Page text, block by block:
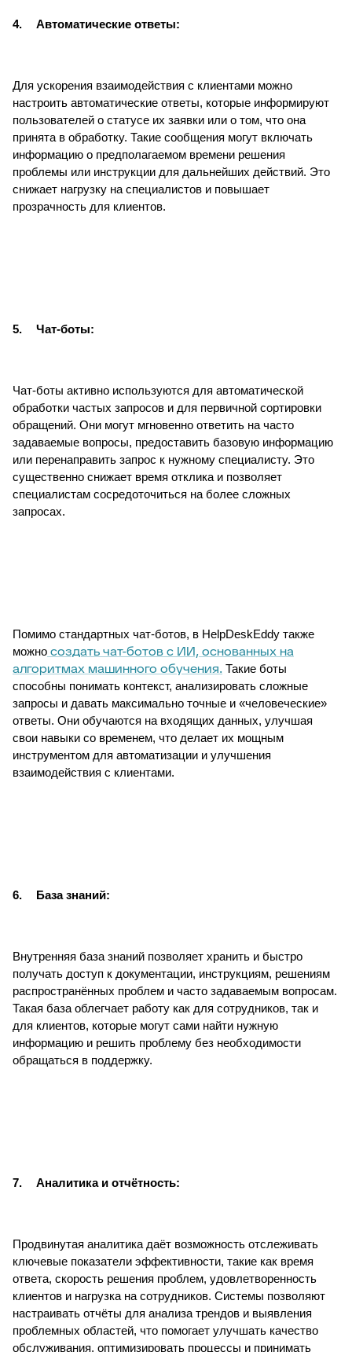
4. Автоматические ответы:
Для ускорения взаимодействия с клиентами можно
настроить автоматические ответы, которые информируют
пользователей о статусе их заявки или о том, что она
принята в обработку. Такие сообщения могут включать
информацию о предполагаемом времени решения
проблемы или инструкции для дальнейших действий. Это
снижает нагрузку на специалистов и повышает
прозрачность для клиентов.
5. Чат-боты:
Чат-боты активно используются для автоматической
обработки частых запросов и для первичной сортировки
обращений. Они могут мгновенно ответить на часто
задаваемые вопросы, предоставить базовую информацию
или перенаправить запрос к нужному специалисту. Это
существенно снижает время отклика и позволяет
специалистам сосредоточиться на более сложных
запросах.
Помимо стандартных чат-ботов, в HelpDeskEddy также
можно создать чат-ботов с ИИ, основанных на
алгоритмах машинного обучения. Такие боты
способны понимать контекст, анализировать сложные
запросы и давать максимально точные и «человеческие»
ответы. Они обучаются на входящих данных, улучшая
свои навыки со временем, что делает их мощным
инструментом для автоматизации и улучшения
взаимодействия с клиентами.
6. База знаний:
Внутренняя база знаний позволяет хранить и быстро
получать доступ к документации, инструкциям, решениям
распространённых проблем и часто задаваемым вопросам.
Такая база облегчает работу как для сотрудников, так и
для клиентов, которые могут сами найти нужную
информацию и решить проблему без необходимости
обращаться в поддержку.
7. Аналитика и отчётность:
Продвинутая аналитика даёт возможность отслеживать
ключевые показатели эффективности, такие как время
ответа, скорость решения проблем, удовлетворенность
клиентов и нагрузка на сотрудников. Системы позволяют
настраивать отчёты для анализа трендов и выявления
проблемных областей, что помогает улучшать качество
обслуживания, оптимизировать процессы и принимать